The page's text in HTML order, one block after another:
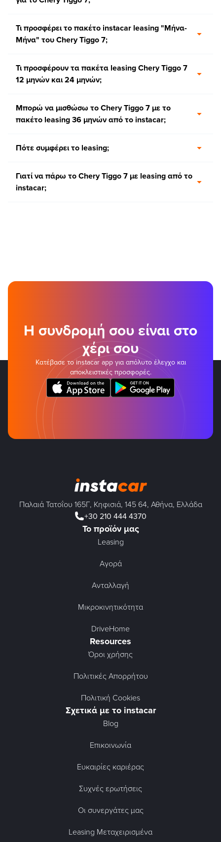
Τι προσφέρει το πακέτο instacar leasing "Μήνα-
Μήνα" του Chery Tiggo 7;
Τι προσφέρουν τα πακέτα leasing Chery Tiggo 7
12 μηνών και 24 μηνών;
Μπορώ να μισθώσω το Chery Tiggo 7 με το
πακέτο leasing 36 μηνών από το instacar;
Πότε συμφέρει το leasing;
Γιατί να πάρω το Chery Tiggo 7 με leasing από το
instacar;
Η συνδρομή σου είναι στο
χέρι σου
Κατέβασε το instacar app για απόλυτο έλεγχο και
αποκλειστικές προσφορές.
Παλαιά Τατοΐου 165Γ, Κηφισιά, 145 64, Αθήνα, Ελλάδα
+30 210 444 4370
Το προϊόν μας
Leasing
Αγορά
Ανταλλαγή
Μικροκινητικότητα
DriveHome
Resources
Όροι χρήσης
Πολιτικές Απορρήτου
Πολιτική Cookies
Σχετικά με το instacar
Blog
Επικοινωνία
Ευκαιρίες καριέρας
Συχνές ερωτήσεις
Οι συνεργάτες μας
Leasing Μεταχειρισμένα